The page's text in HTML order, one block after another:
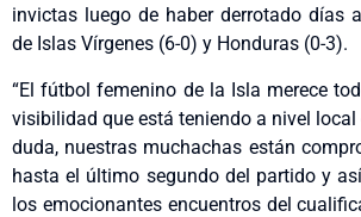
invictas luego de haber derrotado días
de Islas Vírgenes (6-0) y Honduras (0-3).
“El fútbol femenino de la Isla merece
visibilidad que está teniendo a nivel
duda, nuestras muchachas están
hasta el último segundo del partido y
los emocionantes encuentros del